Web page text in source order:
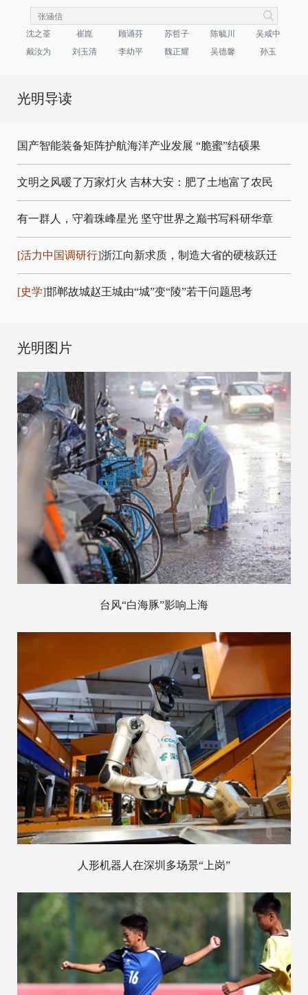
沈之荃 崔崑 顾诵芬 苏哲子 陈毓川
吴咸中
戴汝为
刘玉清 李幼平 魏正耀 吴德馨 孙玉
光明导读
国产智能装备矩阵护航海洋产业发展 “脆蜜”结硕果
文明之风暖了万家灯火 吉林大安：肥了土地富了农民
有一群人，守着珠峰星光 坚守世界之巅书写科研华章
[活力中国调研行]浙江向新求质，制造大省的硬核跃迁
[史学]邯郸故城赵王城由“城”变“陵”若干问题思考
光明图片
台风“白海豚”影响上海
人形机器人在深圳多场景“上岗”